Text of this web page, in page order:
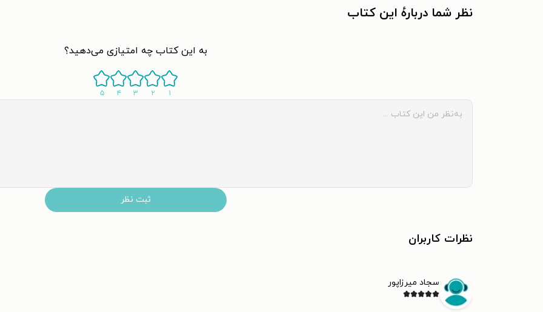
نظر شما دربارهٔ این کتاب
به این کتاب چه امتیازی می‌دهید؟
۱ ۲ ۳ ۴ ۵
ثبت نظر
نظرات کاربران
سجاد میرزاپور